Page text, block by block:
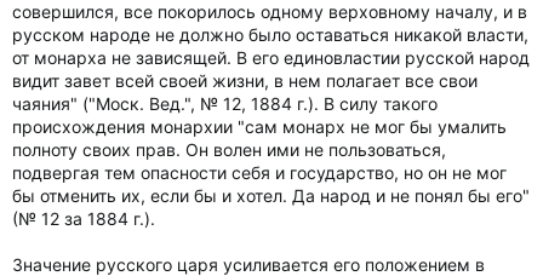
совершился, все покорилось одному верховному началу, и в
русском народе не должно было оставаться никакой власти,
от монарха не зависящей. В его единовластии русской народ
видит завет всей своей жизни, в нем полагает все свои
чаяния" ("Моск. Вед.", № 12, 1884 г.). В силу такого
происхождения монархии "сам монарх не мог бы умалить
полноту своих прав. Он волен ими не пользоваться,
подвергая тем опасности себя и государство, но он не мог
бы отменить их, если бы и хотел. Да народ и не понял бы его"
(№ 12 за 1884 г.).
Значение русского царя усиливается его положением в